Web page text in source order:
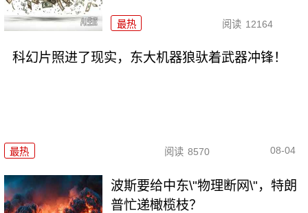
最热 阅读 12164
科幻片照进了现实，东大机器狼驮着武器冲锋！
最热 阅读 8570 08-04
波斯要给中东\"物理断网\"，特朗
普忙递橄榄枝？